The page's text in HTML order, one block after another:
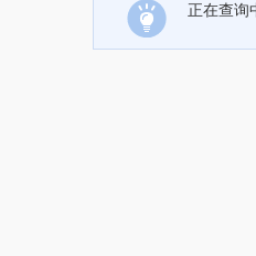
正在查询